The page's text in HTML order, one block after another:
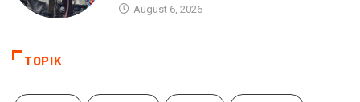
August 6, 2026
TOPIK